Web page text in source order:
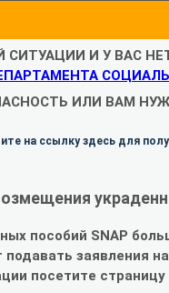
СИТУАЦИИ И У ВАС
ИЛИ ВАМ
на ссылку здесь для
пособий SNAP
заявления
посетите страницу